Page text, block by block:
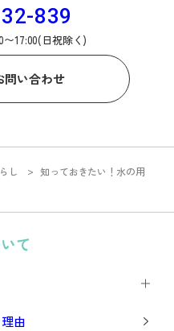
839
17:00(日祝除く)
問い合わせ
し
知っておきたい！水の用
て
由